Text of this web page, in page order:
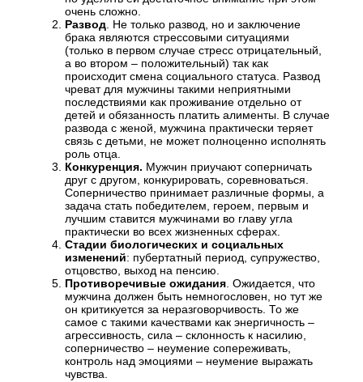
очень сложно.
Развод . Не только развод, но и заключение
брака являются стрессовыми ситуациями
(только в первом случае стресс отрицательный,
а во втором – положительный) так как
происходит смена социального статуса. Развод
чреват для мужчины такими неприятными
последствиями как проживание отдельно от
детей и обязанность платить алименты. В случае
развода с женой, мужчина практически теряет
связь с детьми, не может полноценно исполнять
роль отца.
Конкуренция. Мужчин приучают соперничать
друг с другом, конкурировать, соревноваться.
Соперничество принимает различные формы, а
задача стать победителем, героем, первым и
лучшим ставится мужчинами во главу угла
практически во всех жизненных сферах.
Стадии биологических и социальных
изменений: пубертатный период, супружество,
отцовство, выход на пенсию.
Противоречивые ожидания . Ожидается, что
мужчина должен быть немногословен, но тут же
он критикуется за неразговорчивость. То же
самое с такими качествами как энергичность –
агрессивность, сила – склонность к насилию,
соперничество – неумение сопереживать,
контроль над эмоциями – неумение выражать
чувства.